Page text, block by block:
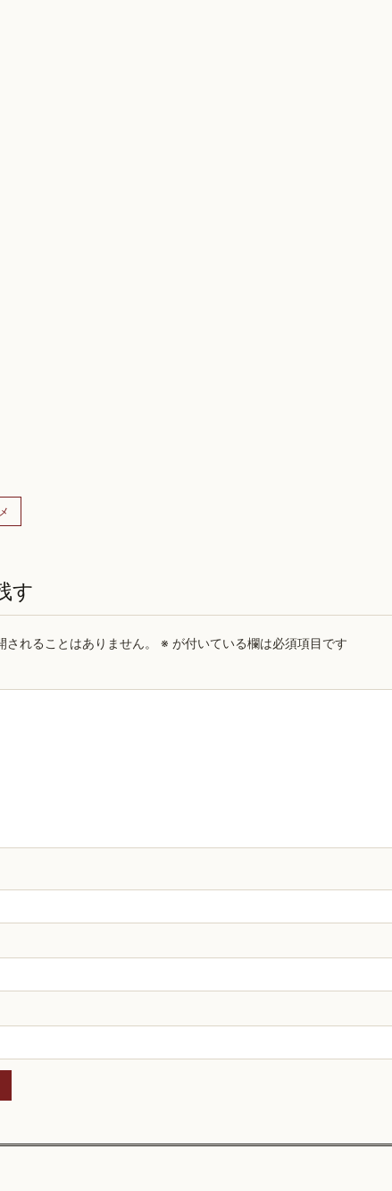
す
れることはありません。 ※ が付いている欄は必須項目です